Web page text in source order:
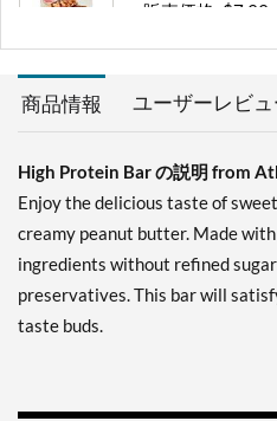
販売価格: $7.99
販売価格:
ディスカウント
Chocolate Chip
12 bars
商品情報 ユーザーレビュ
High Protein Bar の説明 from
Enjoy the delicious taste of
creamy peanut butter. Made
ingredients without refined
preservatives. This bar will
taste buds.